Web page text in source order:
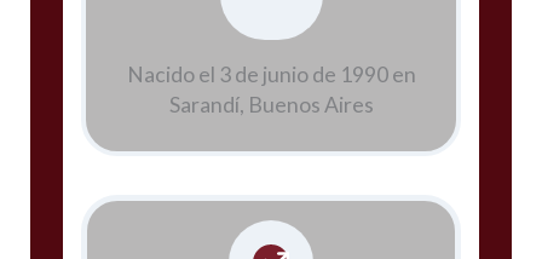
Nacido el 3 de junio de 1990 en
Sarandí, Buenos Aires